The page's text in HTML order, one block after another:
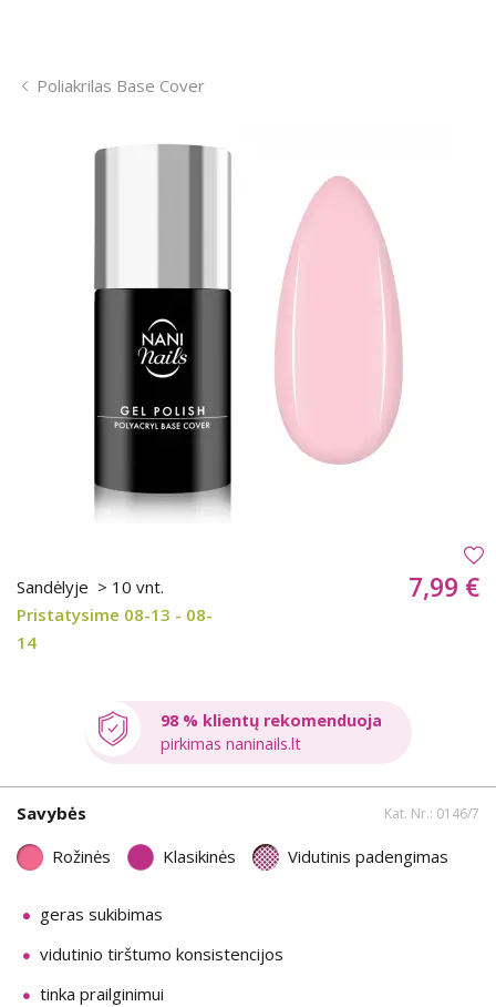
Poliakrilas Base Cover
Sandėlyje > 10 vnt.
Pristatysime 08-13 - 08-
14
7,99 €
98 % klientų rekomenduoja
pirkimas naninails.lt
Savybės Kat. Nr.: 0146/7
Rožinės Klasikinės Vidutinis padengimas
geras sukibimas
vidutinio tirštumo konsistencijos
tinka prailginimui